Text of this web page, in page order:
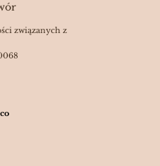
związanych z